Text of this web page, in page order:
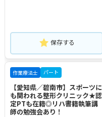
保存する
作業療法士 パート
【愛知県／碧南市】スポーツに
も関われる整形クリニック★認
定PTも在籍◎リハ書籍執筆講
師の勉強会あり！